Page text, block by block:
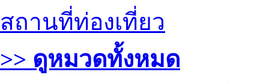
สถานที่ท่องเที่ยว
>> ดูหมวดทั้งหมด